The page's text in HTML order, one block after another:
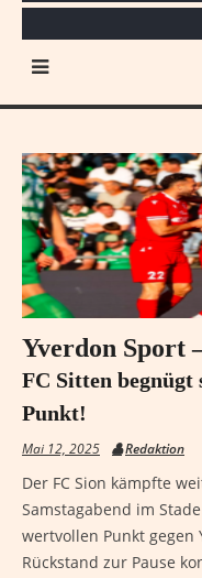
Yverdon Sport
FC Sitten begnügt
Punkt!
Mai 12, 2025 Redaktion
Der FC Sion kämpfte
Samstagabend im
wertvollen Punkt gegen
Rückstand zur Pause